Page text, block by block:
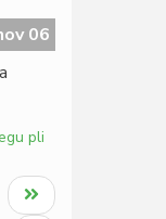
la
preparo
06
pli
simpozio
okaze
Last